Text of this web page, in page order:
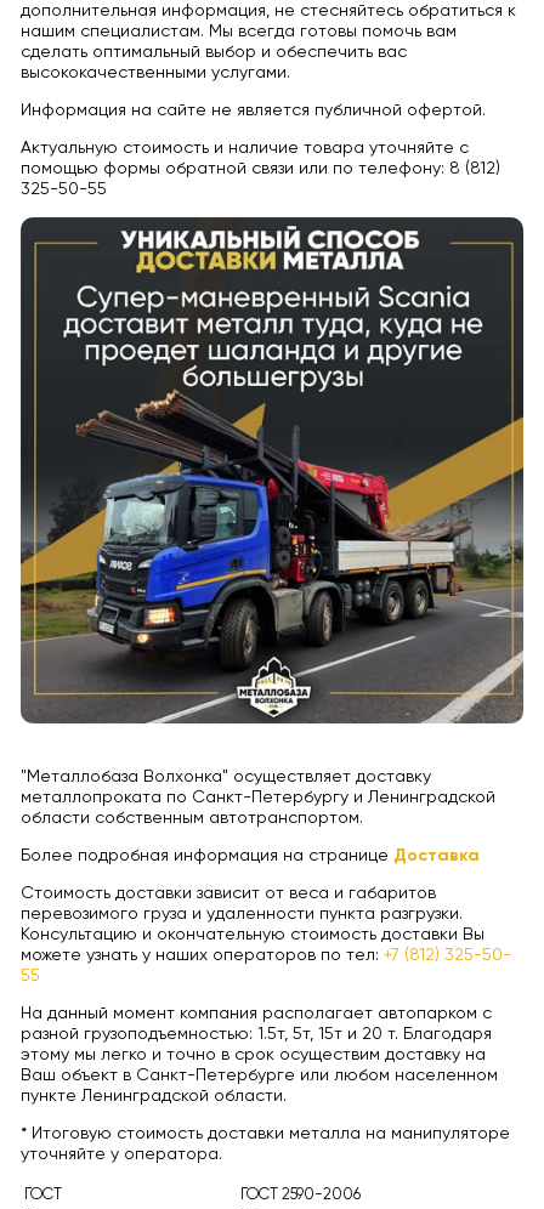
дополнительная информация, не стесняйтесь обратиться к
нашим специалистам. Мы всегда готовы помочь вам
сделать оптимальный выбор и обеспечить вас
высококачественными услугами.
Информация на сайте не является публичной офертой.
Актуальную стоимость и наличие товара уточняйте с
помощью формы обратной связи или по телефону: 8 (812)
325-50-55
"Металлобаза Волхонка" осуществляет доставку
металлопроката по Санкт-Петербургу и Ленинградской
области собственным автотранспортом.
Более подробная информация на странице Доставка
Стоимость доставки зависит от веса и габаритов
перевозимого груза и удаленности пункта разгрузки.
Консультацию и окончательную стоимость доставки Вы
можете узнать у наших операторов по тел: +7 (812) 325-50-
55
На данный момент компания располагает автопарком с
разной грузоподъемностью: 1.5т, 5т, 15т и 20 т. Благодаря
этому мы легко и точно в срок осуществим доставку на
Ваш объект в Санкт-Петербурге или любом населенном
пункте Ленинградской области.
* Итоговую стоимость доставки металла на манипуляторе
уточняйте у оператора.
ГОСТ
ГОСТ 2590-2006